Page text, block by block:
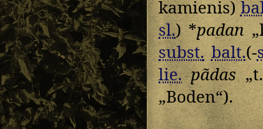
kamienis)
sl.) *padan
subst. balt.(-
lie. pãdas
„Boden“).